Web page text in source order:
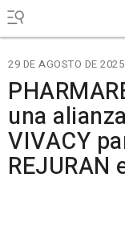
29 DE AGOSTO DE 2025
una
VIVACY
REJURAN